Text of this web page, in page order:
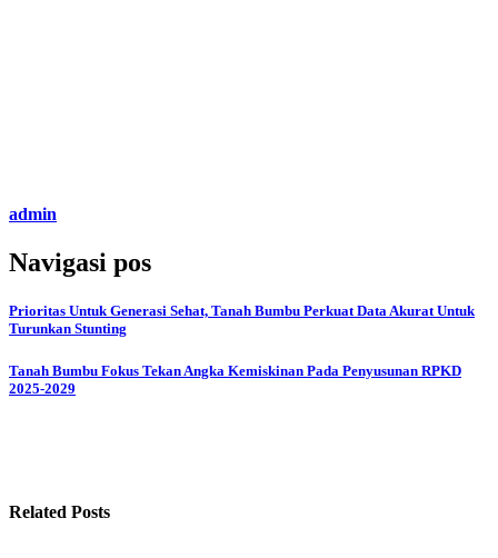
admin
Navigasi pos
Prioritas Untuk Generasi Sehat, Tanah Bumbu Perkuat Data Akurat Untuk
Turunkan Stunting
Tanah Bumbu Fokus Tekan Angka Kemiskinan Pada Penyusunan RPKD
2025-2029
Related Posts